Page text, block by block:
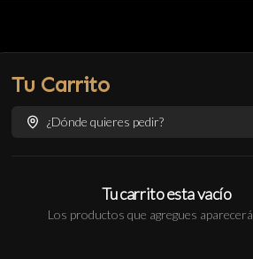
Tu Carrito
¿Dónde quieres pedir?
Tu carrito esta vacío
Los productos que agregues